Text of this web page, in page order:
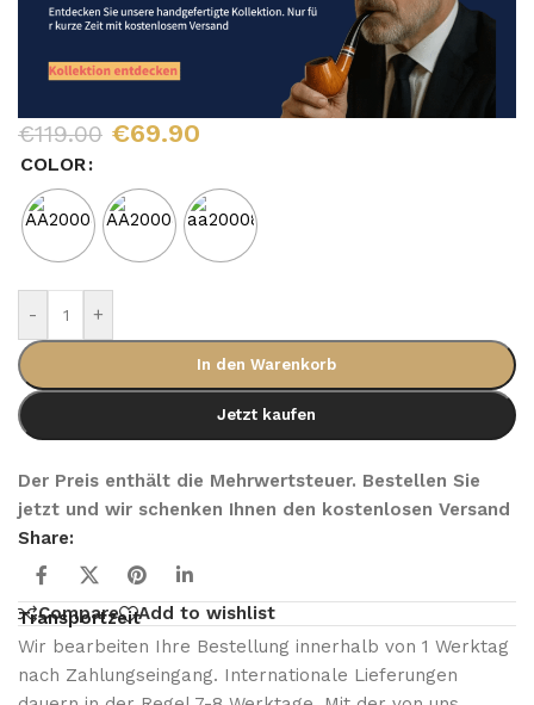
€119.00 €69.90
COLOR
- +
In den Warenkorb
Jetzt kaufen
Der Preis enthält die Mehrwertsteuer. Bestellen Sie
jetzt und wir schenken Ihnen den kostenlosen Versand
Share:
Compare Add to wishlist
Transportzeit
Wir bearbeiten Ihre Bestellung innerhalb von 1 Werktag
nach Zahlungseingang. Internationale Lieferungen